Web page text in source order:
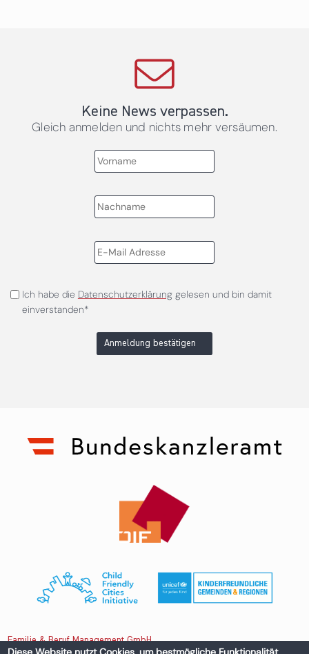
Keine News verpassen.
Gleich anmelden und nichts mehr versäumen.
Ich habe die Datenschutzerklärunggelesen und bin damit
einverstanden*
Anmeldung bestätigen
Familie & Beruf Management GmbH